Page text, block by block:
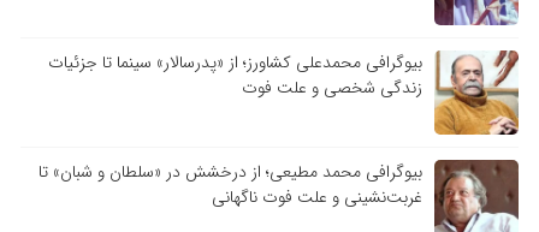
بیوگرافی محمدعلی کشاورز؛ از «پدرسالار» سینما تا جزئیات
زندگی شخصی و علت فوت
بیوگرافی محمد مطیعی؛ از درخشش در «سلطان و شبان» تا
غربت‌نشینی و علت فوت ناگهانی